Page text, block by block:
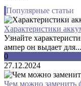
Популярные статьи
Характеристики
Узнайте
ампер он выдает для...
0
27.12.2024
Чем можно заменить